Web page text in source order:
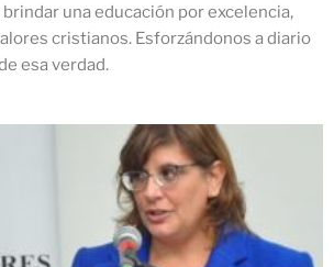
una educación por excelencia,
cristianos. Esforzándonos a diario
esa verdad.